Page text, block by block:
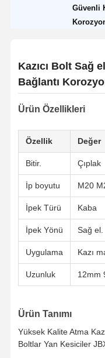
Güvenli
Kazıcı Bolt Sağ
Bağlantı
Ürün Özellikleri
Özellik Değer
Bitir. Çıplak
İp boyutu M20
İpek Türü Kaba
İpek Yönü Sağ el.
Uygulama Kazı
Uzunluk 12mm
Ürün Tanımı
Yüksek Kalite Atma
Boltlar Yan Kesiciler